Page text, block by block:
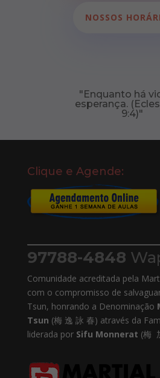
NOSSOS
"Enquanto há
esperança.
9:4)"
Clique e Agende:
97788-4848
Comunidade acreditada pela
com o compromisso de
Tsun, honrando a Denominação
Tsun (梅 逸 詠 春) através da
liderada por Sifu Monnerat (梅